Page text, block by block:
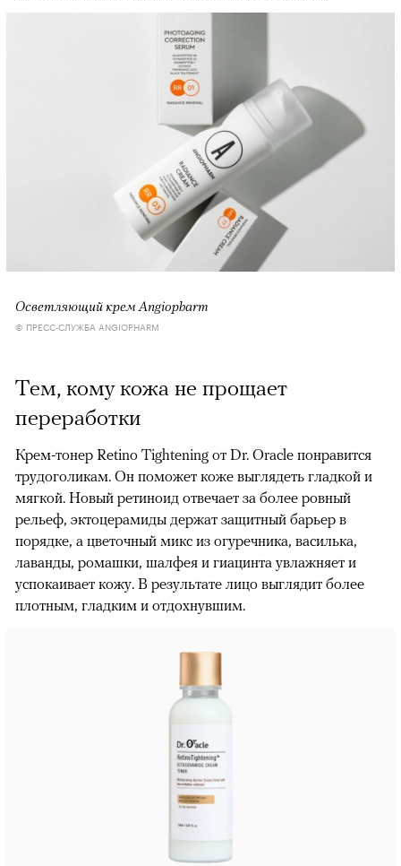
Осветляющий крем Angiopharm
© ПРЕСС-СЛУЖБА ANGIOPHARM
Тем, кому кожа не прощает
переработки
Крем-тонер Retino Tightening от Dr. Oracle понравится
трудоголикам. Он поможет коже выглядеть гладкой и
мягкой. Новый ретиноид отвечает за более ровный
рельеф, эктоцерамиды держат защитный барьер в
порядке, а цветочный микс из огуречника, василька,
лаванды, ромашки, шалфея и гиацинта увлажняет и
успокаивает кожу. В результате лицо выглядит более
плотным, гладким и отдохнувшим.